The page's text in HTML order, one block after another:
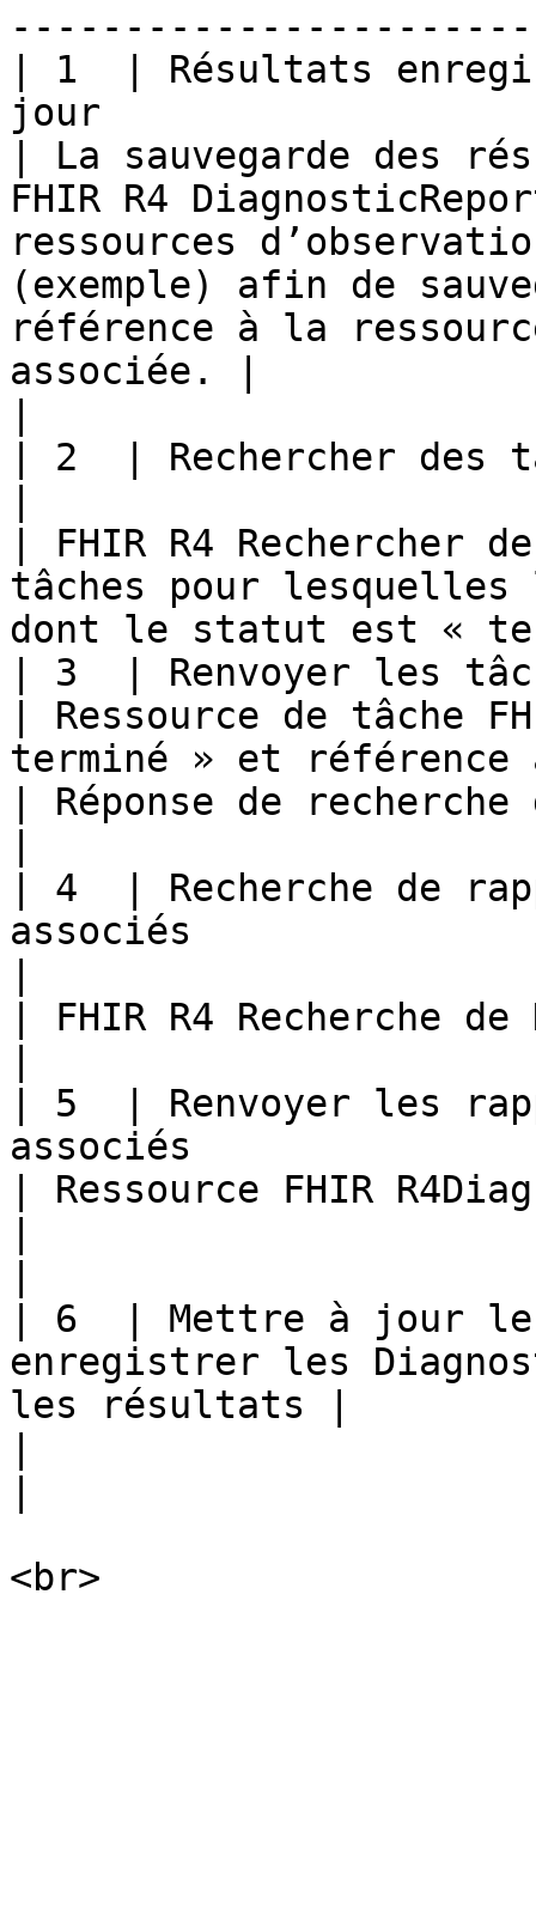
| 1  | Résultats
jour
| La sauvegarde des
FHIR R4
ressources
(exemple) afin de
référence à la
associée. |
| 2  | Rechercher des
| FHIR R4 Rechercher
tâches pour
dont le statut est «
| 3  | Renvoyer les
| Ressource de tâche
terminé » et référence
| Réponse de recherche
| 4  | Recherche de
associés
| FHIR R4 Recherche
| 5  | Renvoyer les
associés
| Ressource FHIR
| 6  | Mettre à jour le
enregistrer les
les résultats |